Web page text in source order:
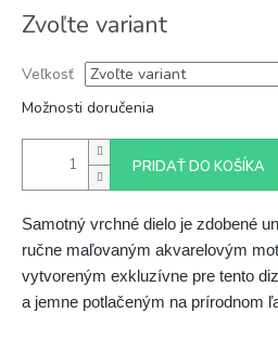
cena:
Zvoľte variant
Veľkosť
Možnosti doručenia
PRIDAŤ DO KOŠÍKA
Samotný vrchné dielo je zdobené
ručne maľovaným akvarelovým
vytvoreným exkluzívne pre tento
a jemne potlačeným na prírodnom